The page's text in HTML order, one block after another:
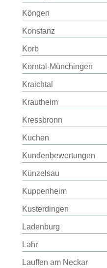
Köngen
Konstanz
Korb
Korntal-Münchingen
Kraichtal
Krautheim
Kressbronn
Kuchen
Kundenbewertungen
Künzelsau
Kuppenheim
Kusterdingen
Ladenburg
Lahr
Lauffen am Neckar